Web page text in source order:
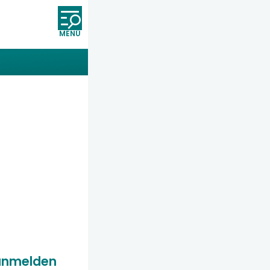
Öffnet und schließt die